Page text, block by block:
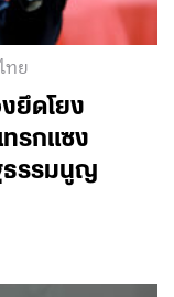
ทย
ยึดโยง
ทรกแซง
ธรรมนูญ